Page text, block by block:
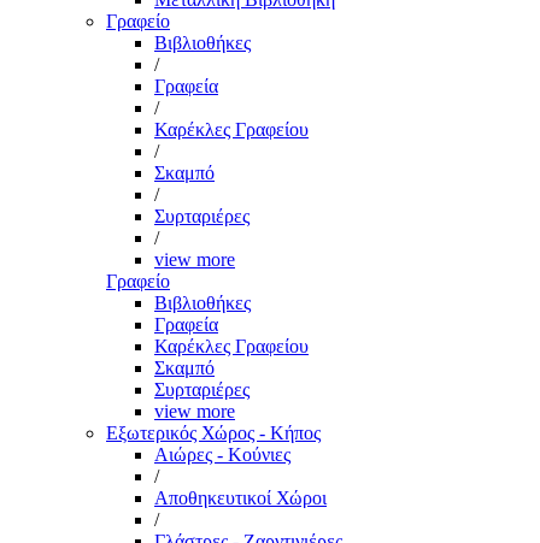
Γραφείο
Βιβλιοθήκες
/
Γραφεία
/
Καρέκλες Γραφείου
/
Σκαμπό
/
Συρταριέρες
/
view more
Γραφείο
Βιβλιοθήκες
Γραφεία
Καρέκλες Γραφείου
Σκαμπό
Συρταριέρες
view more
Εξωτερικός Χώρος - Κήπος
Αιώρες - Κούνιες
/
Αποθηκευτικοί Χώροι
/